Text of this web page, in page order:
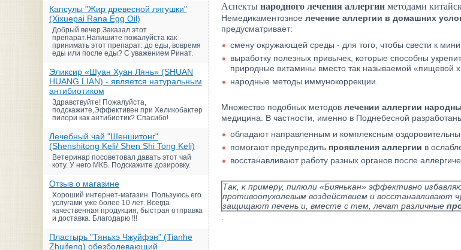
Капсулы "Жир древесной лягушки"
(Xixuepai Rana Egg Oil)
Добрый вечер.Заказал этот
препарат.Напишите пожалуйста как
принимать этот препарат: до еды, вовремя
еды или после еды? С уважением Ринат.
Эликсир «Шуан Хуан Лянь» (SHUAN
HUANG LIAN) - является натуральным
антибиотиком
Здравствуйте! Пожалуйста,
подскажите,Эффективен при Хеликобактер
пилори как антибиотик? Спасибо!
Лечебный чай "Шеншитонг"
(Shenshitong Keli/ Shen Shi Tong Keli)
Ветеринар посоветовал давать этот чай
коту. У него МКБ. Подскажите дозировку.
Отзыв о магазине
Хороший интернет-магазин. Пользуюсь его
услугами уже более 10 лет. Всегда
качественная продукция, быстрая отправка
и доставка. Благодарю !!!
Пластырь "Тяньхэ Чжуйфэн" (Tianhe
Zhuifeng) обезболевающий
Аспекты народного лечения аллергии методами
Немедикаментозное лечение аллергии в домашних
предусматривает:
смену окружающей среды - для того, чтобы свести к
выработку полезных привычек, которые способны
природные витамины вместо так называемой «пищевой
народные методы иммунокоррекции.
Множество подобных методов лечении аллергии
медицина. В частности, именно в Поднебесной
обладают направленным и комплексным
помогают предупредить проявления аллергии в
восстанавливают работу разных органов после
Так, к примеру, пилюли «Биянькан» эффективно
противоопухолевым воздействием и восстанавливают
защищают печень и, вместе с тем, лечат различные